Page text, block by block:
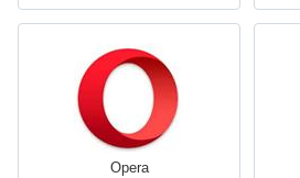
Opera